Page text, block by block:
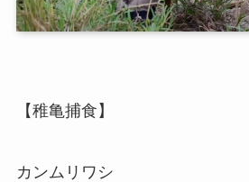
【稚亀捕食】
カンムリワシ